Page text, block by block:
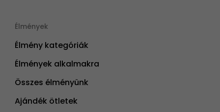
Élmények
Élmény kategóriák
Élmények alkalmakra
Összes élményünk
Ajándék ötletek